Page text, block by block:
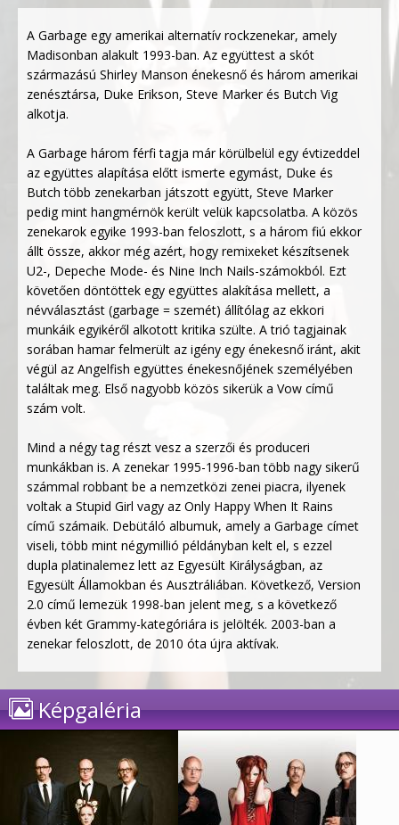
A Garbage egy amerikai alternatív rockzenekar, amely
Madisonban alakult 1993-ban. Az együttest a skót
származású Shirley Manson énekesnő és három amerikai
zenésztársa, Duke Erikson, Steve Marker és Butch Vig
alkotja.
A Garbage három férfi tagja már körülbelül egy évtizeddel
az együttes alapítása előtt ismerte egymást, Duke és
Butch több zenekarban játszott együtt, Steve Marker
pedig mint hangmérnök került velük kapcsolatba. A közös
zenekarok egyike 1993-ban feloszlott, s a három fiú ekkor
állt össze, akkor még azért, hogy remixeket készítsenek
U2-, Depeche Mode- és Nine Inch Nails-számokból. Ezt
követően döntöttek egy együttes alakítása mellett, a
névválasztást (garbage = szemét) állítólag az ekkori
munkáik egyikéről alkotott kritika szülte. A trió tagjainak
sorában hamar felmerült az igény egy énekesnő iránt, akit
végül az Angelfish együttes énekesnőjének személyében
találtak meg. Első nagyobb közös sikerük a Vow című
szám volt.
Mind a négy tag részt vesz a szerzői és produceri
munkákban is. A zenekar 1995-1996-ban több nagy sikerű
számmal robbant be a nemzetközi zenei piacra, ilyenek
voltak a Stupid Girl vagy az Only Happy When It Rains
című számaik. Debütáló albumuk, amely a Garbage címet
viseli, több mint négymillió példányban kelt el, s ezzel
dupla platinalemez lett az Egyesült Királyságban, az
Egyesült Államokban és Ausztráliában. Következő, Version
2.0 című lemezük 1998-ban jelent meg, s a következő
évben két Grammy-kategóriára is jelölték. 2003-ban a
zenekar feloszlott, de 2010 óta újra aktívak.
Képgaléria